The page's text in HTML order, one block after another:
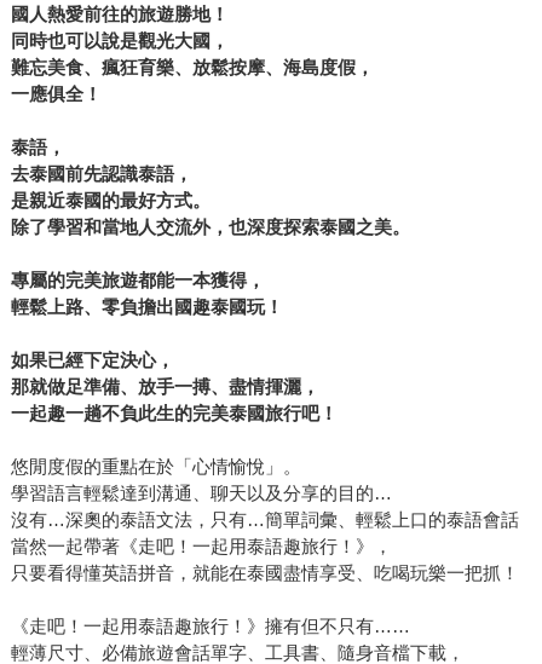
國人熱愛前往的旅遊勝地！
同時也可以說是觀光大國，
難忘美食、瘋狂育樂、放鬆按摩、海島度假，
一應俱全！
泰語，
去泰國前先認識泰語，
是親近泰國的最好方式。
除了學習和當地人交流外，也深度探索泰國之美。
專屬的完美旅遊都能一本獲得，
輕鬆上路、零負擔出國趣泰國玩！
如果已經下定決心，
那就做足準備、放手一搏、盡情揮灑，
一起趣一趟不負此生的完美泰國旅行吧！
悠閒度假的重點在於「心情愉悅」。
學習語言輕鬆達到溝通、聊天以及分享的目的…
沒有…深奧的泰語文法，只有…簡單詞彙、輕鬆上口的泰語會話
當然一起帶著《走吧！一起用泰語趣旅行！》，
只要看得懂英語拼音，就能在泰國盡情享受、吃喝玩樂一把抓！
《走吧！一起用泰語趣旅行！》擁有但不只有……
輕薄尺寸、必備旅遊會話單字、工具書、隨身音檔下載，